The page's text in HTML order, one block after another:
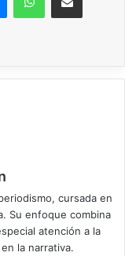
cursada en
Su enfoque combina
atención a la
la narrativa.